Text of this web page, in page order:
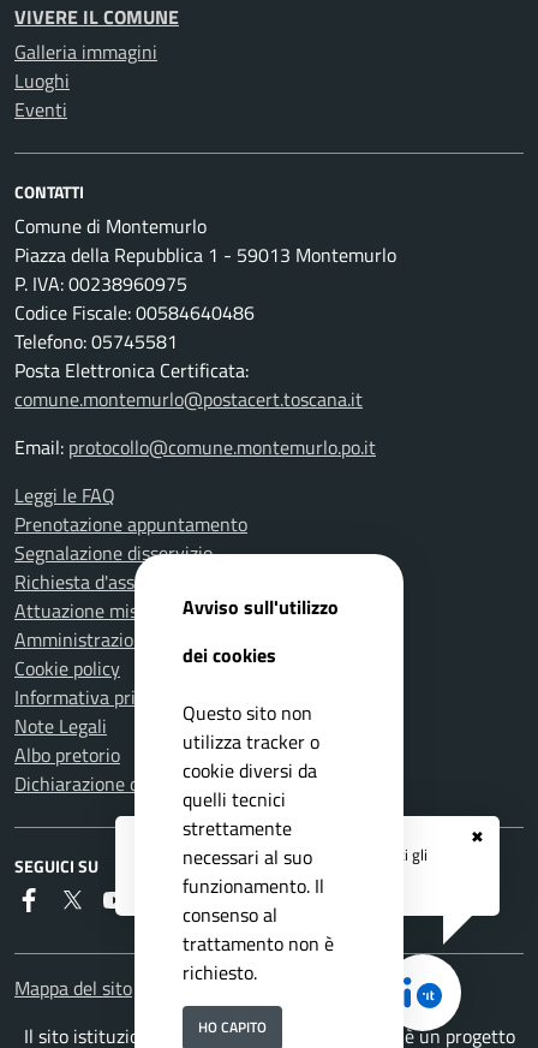
✖
Registrati ai serviziAPP IO
e ricevi tutti gli
aggiornamenti dall'Ente
VIVERE IL COMUNE
Galleria immagini
Luoghi
Eventi
CONTATTI
Comune di Montemurlo
Piazza della Repubblica 1 - 59013 Montemurlo
P. IVA: 00238960975
Codice Fiscale: 00584640486
Telefono: 05745581
Posta Elettronica Certificata:
comune.montemurlo@postacert.toscana.it
Email: protocollo@comune.montemurlo.po.it
Leggi le FAQ
Prenotazione appuntamento
Segnalazione disservizio
Richiesta d'assistenza
Attuazione misure PNRR
Amministrazione trasparente
Cookie policy
Informativa privacy
Note Legali
Albo pretorio
Dichiarazione di accessibilità
SEGUICI SU
FaceboookTwitter YoutubeInstagram
RSS
Mappa del sito
Il sito istituzionale del Comune di Montemurlo è un progetto
Avviso sull'utilizzo
dei cookies
Questo sito non
utilizza tracker o
cookie diversi da
quelli tecnici
strettamente
necessari al suo
funzionamento. Il
consenso al
trattamento non è
richiesto.
HO CAPITO